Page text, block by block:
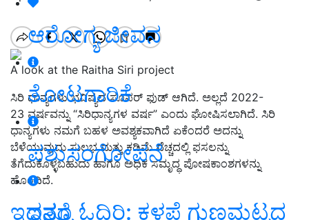
ಆರೋಗ್ಯ ಜೀವನ
ತೋಟಗಾರಿಕೆ
ಪಶುಸಂಗೋಪನೆ
ಇತರೆ
A look at the Raitha Siri project
ಸಿರಿ ಧಾನ್ಯಗಳು ಭವಿಷ್ಯದ ಸೂಪರ್‌ ಫುಡ್‌ ಆಗಿದೆ. ಅಲ್ಲದೆ 2022-
23 ವರ್ಷವನ್ನು “ಸಿರಿಧಾನ್ಯಗಳ ವರ್ಷ” ಎಂದು ಘೋಷಿಸಲಾಗಿದೆ. ಸಿರಿ
ಧಾನ್ಯಗಳು ನಮಗೆ ಬಹಳ ಅವಶ್ಯಕವಾಗಿದೆ ಏಕೆಂದರೆ ಅದನ್ನು
ಬೆಳೆಯುವುದು ಸುಲಭ ಮತ್ತು ಕಡಿಮೆ ವೆಚ್ಚದಲ್ಲಿ ಫಸಲನ್ನು
ತೆಗೆದುಕೊಳ್ಳಬಹುದು ಹಾಗೂ ಅಧಿಕ ಸಮೃದ್ಧ ಪೋಷಕಾಂಶಗಳನ್ನು
ಹೊಂದಿದೆ.
ಇದನ್ನೂ ಓದಿರಿ: ಕಳಪೆ ಗುಣಮಟ್ಟದ